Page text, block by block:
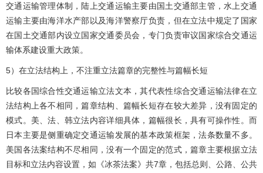
交通运输管理体制，陆上交通运输主要由国土交通部主管，水上交通
运输主要由海洋水产部以及海洋警察厅负责，但在立法中规定了国家
在国土交通部内设立国家交通委员会，专门负责审议国家综合交通运
输体系建设重大政策。
5）在立法结构上，不注重立法篇章的完整性与篇幅长短
比较各国综合性交通运输立法文本，其代表性综合交通运输法律在立
法结构上各不相同，篇章结构、篇幅长短存在较大差异，没有固定的
模式。美、法、韩立法内容详细具体，篇幅很长，具有可操作性。而
日本主要是侧重确定交通运输发展的基本政策框架，法条数量不多。
美国各法案结构不尽相同，没有一个固定的范式，篇章主要根据立法
目标和立法内容设置，如《冰茶法案》共7章，包括总则、公路、公共